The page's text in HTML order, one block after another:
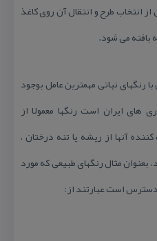
انتخاب طرح و انتقال آن روی كاغذ
می شود.
رنگهای نباتی مهمترین عامل بوجود
های ایران است رنگها معمولا از
آنها از ریشه یا تنه درختان ،
بعنوان مثال رنگهای طبیعی كه مورد
دسترس است عبارتند از: